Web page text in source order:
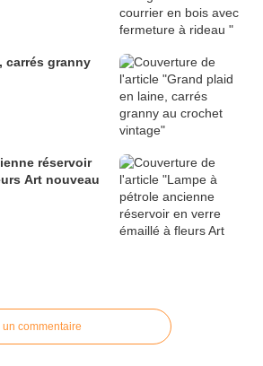
granny
réservoir
Art nouveau
un commentaire